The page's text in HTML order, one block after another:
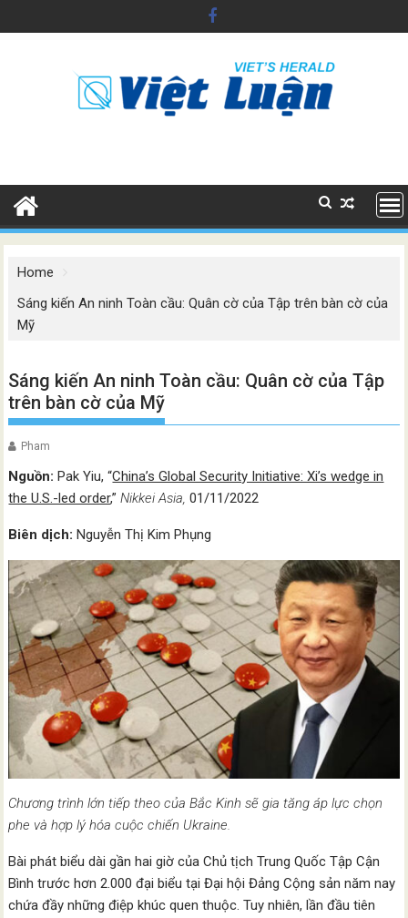
to
Home
Sáng kiến An ninh Toàn cầu: Quân cờ của Tập trên bàn cờ của
Mỹ
Sáng kiến An ninh Toàn cầu: Quân cờ của Tập
trên bàn cờ của Mỹ
Pham
Nguồn: Pak Yiu, “China’s Global Security Initiative: Xi’s wedge in
the U.S.-led order,”Nikkei Asia, 01/11/2022
Biên dịch: Nguyễn Thị Kim Phụng
Chương trình lớn tiếp theo của Bắc Kinh sẽ gia tăng áp lực chọn
phe và hợp lý hóa cuộc chiến Ukraine.
Bài phát biểu dài gần hai giờ của Chủ tịch Trung Quốc Tập Cận
Bình trước hơn 2.000 đại biểu tại Đại hội Đảng Cộng sản năm nay
chứa đầy những điệp khúc quen thuộc. Tuy nhiên, lần đầu tiên